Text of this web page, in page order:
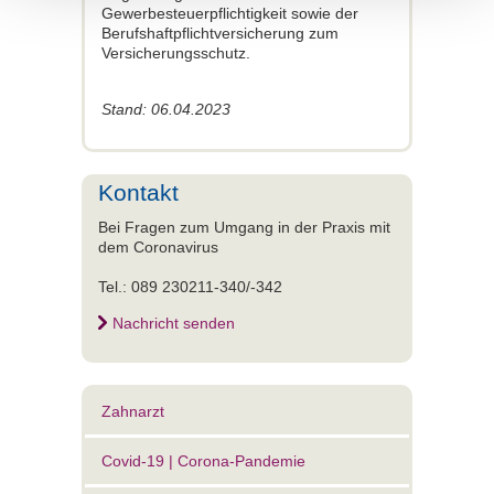
Gewerbesteuerpflichtigkeit sowie der
Berufshaftpflichtversicherung zum
Versicherungsschutz.
Stand: 06.04.2023
Kontakt
Bei Fragen zum Umgang in der Praxis mit
dem Coronavirus
Tel.: 089 230211-340/-342
Nachricht senden
Zahnarzt
Covid-19 | Corona-Pandemie